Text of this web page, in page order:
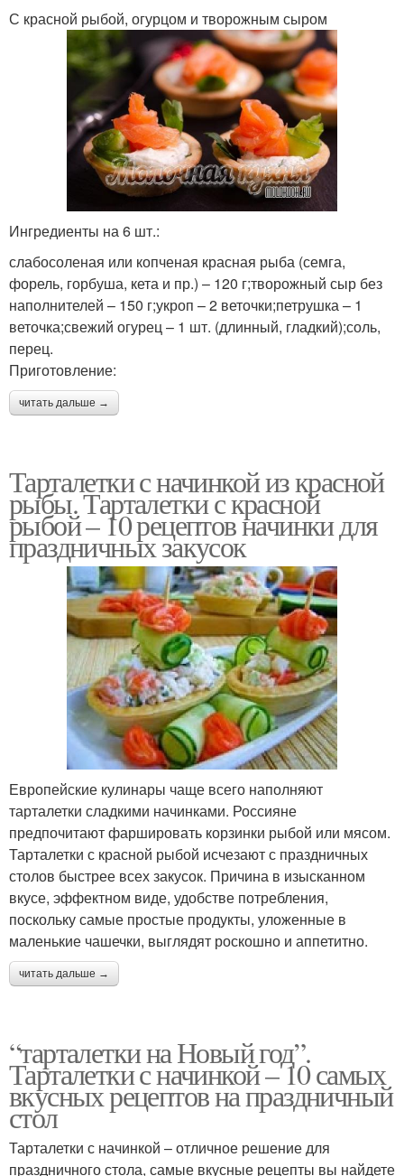
С красной рыбой, огурцом и творожным сыром
Ингредиенты на 6 шт.:
слабосоленая или копченая красная рыба (семга,
форель, горбуша, кета и пр.) – 120 г;творожный сыр без
наполнителей – 150 г;укроп – 2 веточки;петрушка – 1
веточка;свежий огурец – 1 шт. (длинный, гладкий);соль,
перец.
Приготовление:
читать дальше →
Тарталетки с начинкой из красной
рыбы. Тарталетки с красной
рыбой – 10 рецептов начинки для
праздничных закусок
Европейские кулинары чаще всего наполняют
тарталетки сладкими начинками. Россияне
предпочитают фаршировать корзинки рыбой или мясом.
Тарталетки с красной рыбой исчезают с праздничных
столов быстрее всех закусок. Причина в изысканном
вкусе, эффектном виде, удобстве потребления,
поскольку самые простые продукты, уложенные в
маленькие чашечки, выглядят роскошно и аппетитно.
читать дальше →
“тарталетки на Новый год”.
Тарталетки с начинкой – 10 самых
вкусных рецептов на праздничный
стол
Тарталетки с начинкой – отличное решение для
праздничного стола, самые вкусные рецепты вы найдете